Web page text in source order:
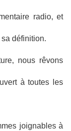
radio, et
définition.
nous rêvons
à toutes les
joignables à